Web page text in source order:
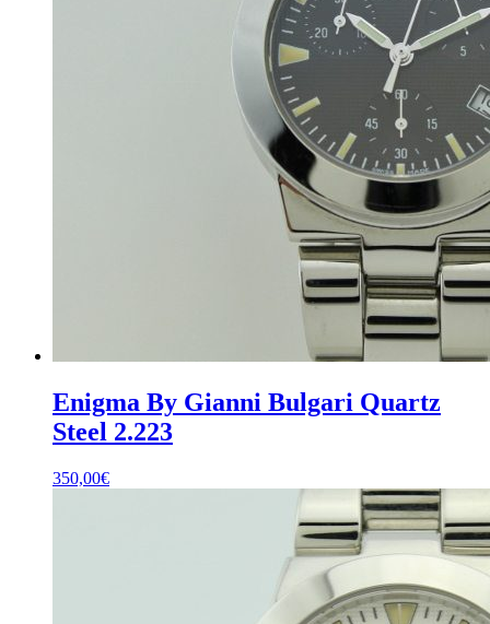
Enigma By Gianni Bulgari Quartz
Steel 2.223
350,00€